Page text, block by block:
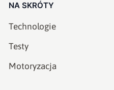
NA SKRÓTY
Technologie
Testy
Motoryzacja